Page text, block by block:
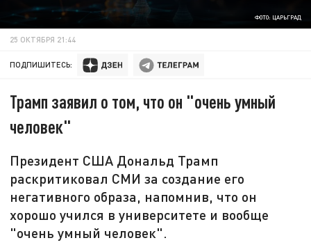
ФОТО: ЦАРЬГРАД
25 ОКТЯБРЯ 21:44
ПОДПИШИТЕСЬ:
Трамп заявил о том, что он "очень умный
человек"
Президент США Дональд Трамп
раскритиковал СМИ за создание его
негативного образа, напомнив, что он
хорошо учился в университете и вообще
"очень умный человек".